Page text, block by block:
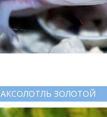
АКСОЛОТЛЬ ЗОЛОТОЙ